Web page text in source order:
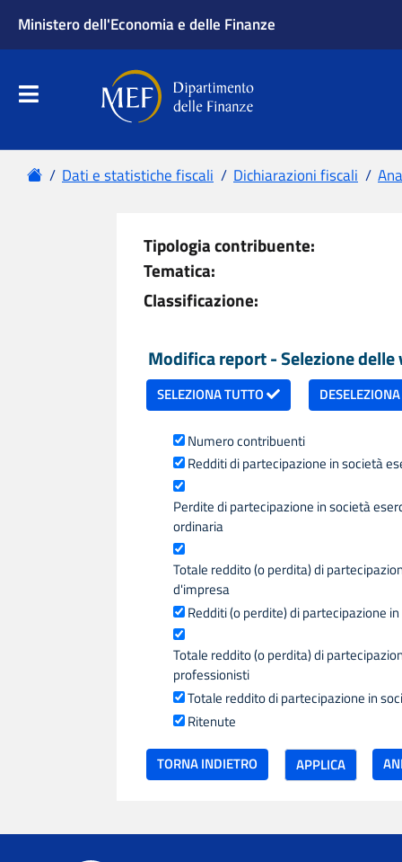
Ministero dell'Economia e delle Finanze
Apri menu principale
Dipartimento delle Finanze
Menu principale
HomeDati e statistiche fiscali Dichiarazioni fiscali
Tipologia contribuente:
Tematica:
Classificazione:
Modifica report - Selezione delle
SELEZIONA TUTTO
Numero contribuenti
Redditi di partecipazione in società
Perdite di partecipazione in società
ordinaria
Totale reddito (o perdita) di
d'impresa
Redditi (o perdite) di partecipazione
Totale reddito (o perdita) di
professionisti
Totale reddito di partecipazione in
Ritenute
TORNA INDIETRO